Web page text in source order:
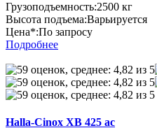
Грузоподъемность:2500 кг
Высота подъема:Варьируется
Цена*:По запросу
Подробнее
Halla-Cinox XB 425 ac